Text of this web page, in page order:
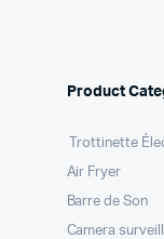
Product
Trottinette
Air Fryer
Barre de Son
Camera